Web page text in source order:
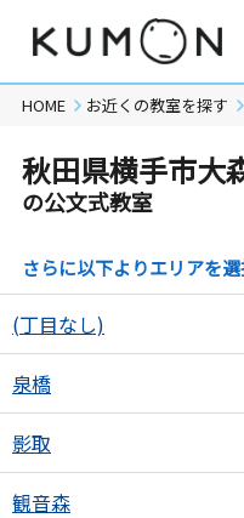
HOME お近くの教室を探す
秋田県横手市大
の公文式教室
さらに以下よりエリアを選
(丁目なし)
泉橋
影取
観音森